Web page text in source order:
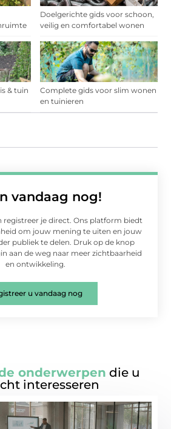
Doelgerichte gids voor schoon,
veilig en comfortabel wonen
& tuin
Complete gids voor slim wonen
en tuinieren
vandaag nog!
registreer je direct. Ons platform biedt
om jouw mening te uiten en jouw
publiek te delen. Druk op de knop
aan de weg naar meer zichtbaarheid
en ontwikkeling.
u vandaag nog
onderwerpen die u
interesseren